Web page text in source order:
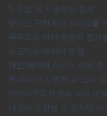
1. 수집 및 사용하는 정보
당사는 귀하에게 서비스를
목적으로 여러 유형의 정보
수집하는 데이터 유형
개인 데이터 서비스 이용 중
별하는 데 사용할 수 있는
데이터”)를 제공해 주실 것
다음이 포함될 수 있지만